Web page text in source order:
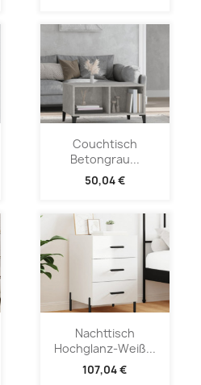
Couchtisch
Betongrau...
50,04 €
Nachttisch
Hochglanz-Weiß...
107,04 €